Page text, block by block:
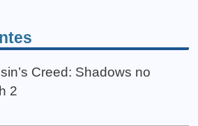
Creed: Shadows no
2